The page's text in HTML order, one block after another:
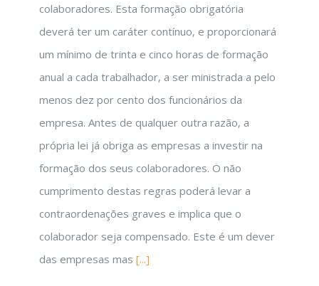
colaboradores. Esta formação obrigatória
deverá ter um caráter contínuo, e proporcionará
um mínimo de trinta e cinco horas de formação
anual a cada trabalhador, a ser ministrada a pelo
menos dez por cento dos funcionários da
empresa. Antes de qualquer outra razão, a
própria lei já obriga as empresas a investir na
formação dos seus colaboradores. O não
cumprimento destas regras poderá levar a
contraordenações graves e implica que o
colaborador seja compensado. Este é um dever
das empresas mas [...]